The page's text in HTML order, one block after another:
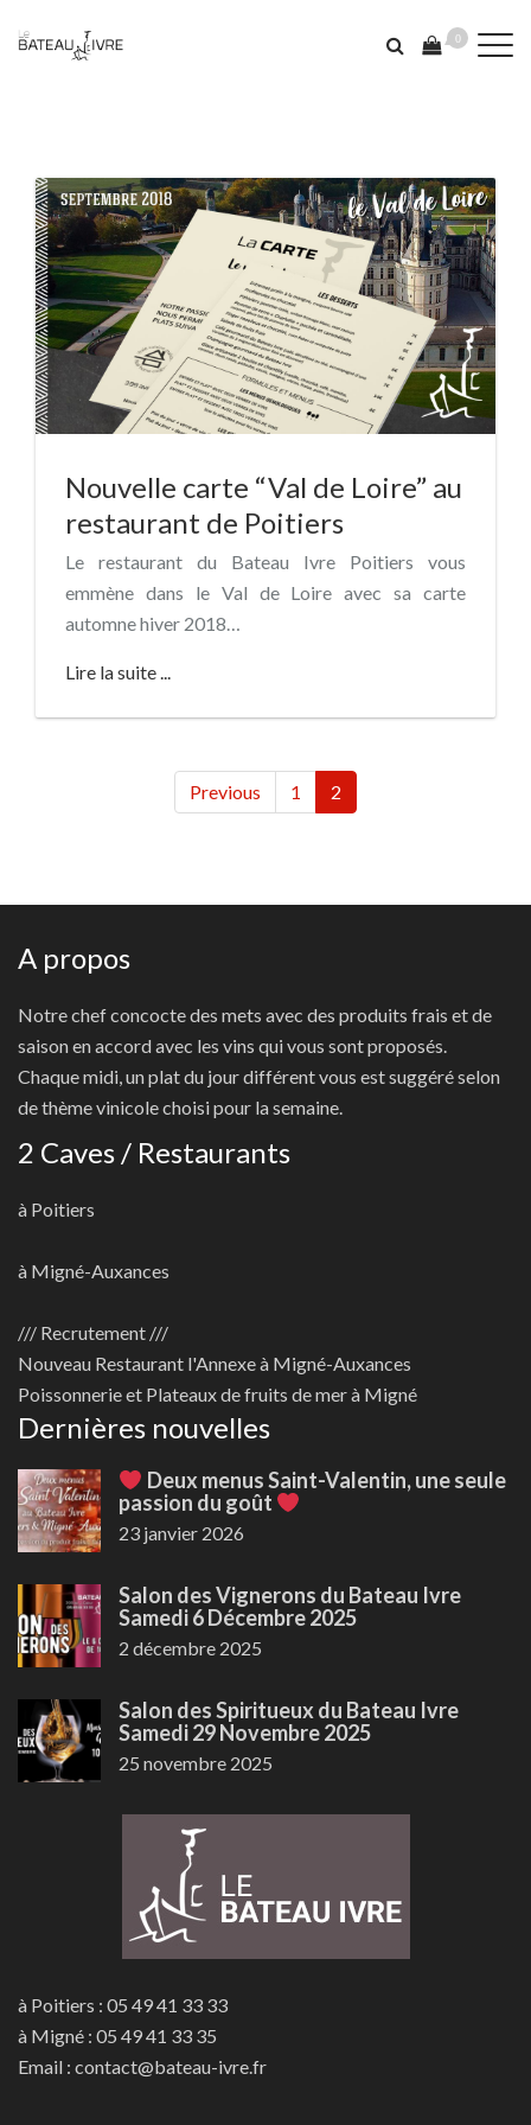
0
Nouvelle carte “Val de Loire” au
restaurant de Poitiers
Le restaurant du Bateau Ivre Poitiers vous
emmène dans le Val de Loire avec sa carte
automne hiver 2018…
Lire la suite ...
Previous 1 2
A propos
Notre chef concocte des mets avec des produits frais et de
saison en accord avec les vins qui vous sont proposés.
Chaque midi, un plat du jour différent vous est suggéré selon
de thème vinicole choisi pour la semaine.
2 Caves / Restaurants
à Poitiers
à Migné-Auxances
/// Recrutement ///
Nouveau Restaurant l'Annexe à Migné-Auxances
Poissonnerie et Plateaux de fruits de mer à Migné
Dernières nouvelles
Deux menus Saint-Valentin, une seule
passion du goût
23 janvier 2026
Salon des Vignerons du Bateau Ivre
Samedi 6 Décembre 2025
2 décembre 2025
Salon des Spiritueux du Bateau Ivre
Samedi 29 Novembre 2025
25 novembre 2025
à Poitiers : 05 49 41 33 33
à Migné : 05 49 41 33 35
Email : contact@bateau-ivre.fr